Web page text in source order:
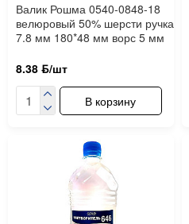
Валик Рошма 0540-0848-18
велюровый 50% шерсти ручка
7.8 мм 180*48 мм ворс 5 мм
8.38 ƃ/шт
В корзину